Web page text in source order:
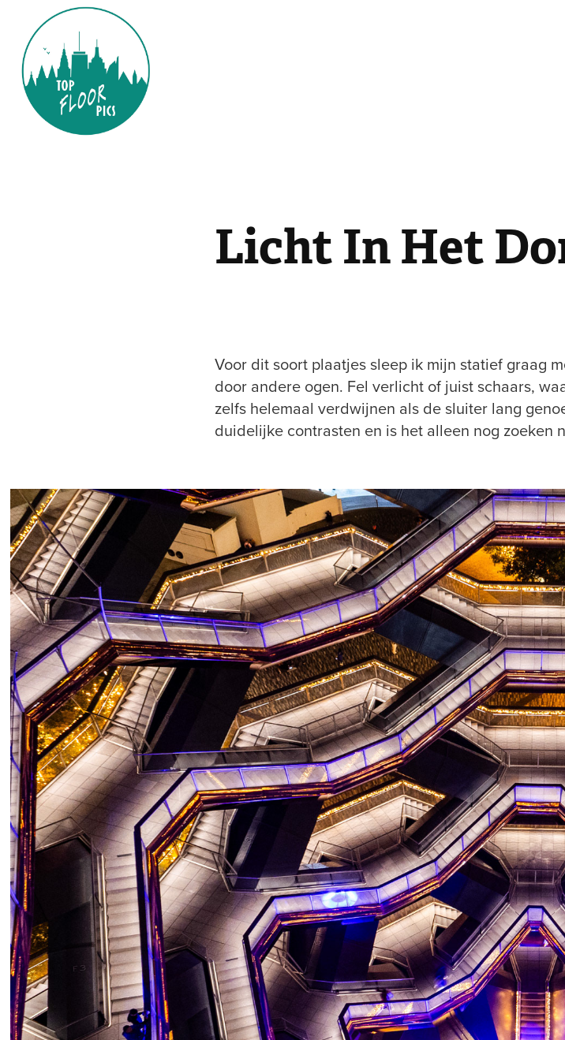
Licht In Het
Voor dit soort plaatjes sleep ik mijn statief graag
door andere ogen. Fel verlicht of juist schaars,
zelfs helemaal verdwijnen als de sluiter lang
duidelijke contrasten en is het alleen nog zoeken